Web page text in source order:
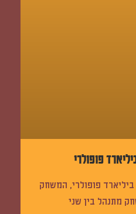
פופולרי
פופולרי, המשחק
מתנהל בין שני